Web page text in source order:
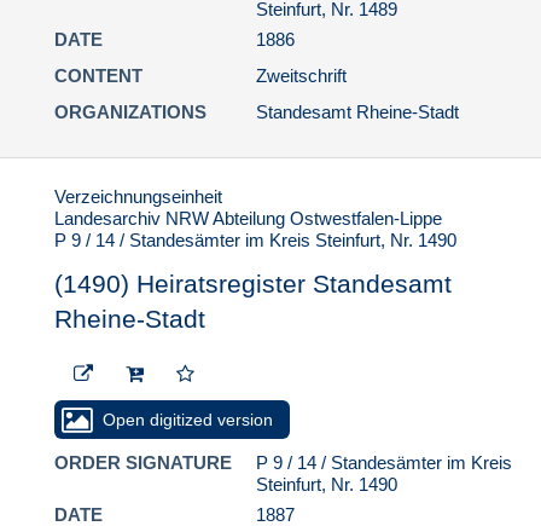
Standesamt Rheine-
Stadt
(1522) Heiratsregister
Standesamt Rheine-
(1523) Heiratsregister
Stadt
(1524) Heiratsregister
Standesamt Rheine-
Stadt
Stadt
(1527) Heiratsregister
Steinfurt, Nr. 1489
DATE
1886
CONTENT
Zweitschrift
ORGANIZATIONS
Standesamt Rheine-Stadt
Verzeichnungseinheit
Landesarchiv NRW Abteilung Ostwestfalen-Lippe
P 9 / 14 / Standesämter im Kreis Steinfurt, Nr. 1490
(1490) Heiratsregister Standesamt
Rheine-Stadt
Open digitized version
ORDER SIGNATURE
P 9 / 14 / Standesämter im Kreis
Steinfurt, Nr. 1490
DATE
1887